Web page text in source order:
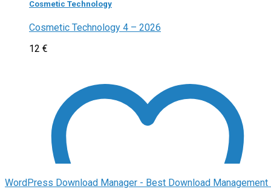
Cosmetic Technology
Cosmetic Technology 4 – 2026
12 €
WordPress Download Manager - Best Download Management